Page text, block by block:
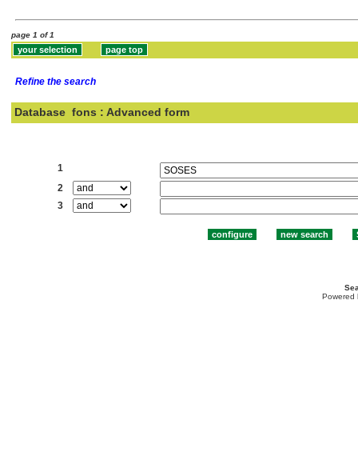
page 1 of 1
Refine the search
Database fons : Advanced form
1
2
3
Powered